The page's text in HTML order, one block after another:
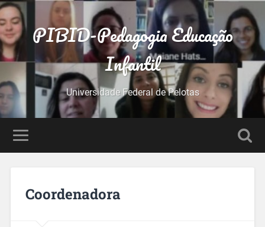
PIBID-Pedagogia Educação
Infantil
Universidade Federal de Pelotas
Coordenadora